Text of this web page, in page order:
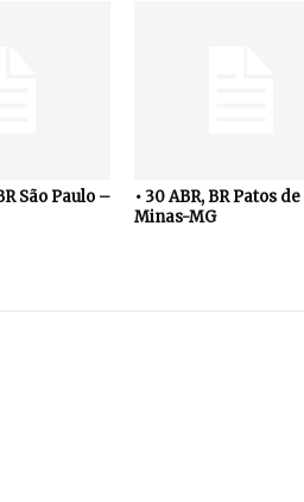
São Paulo –
• 30 ABR, BR Patos de
Minas-MG